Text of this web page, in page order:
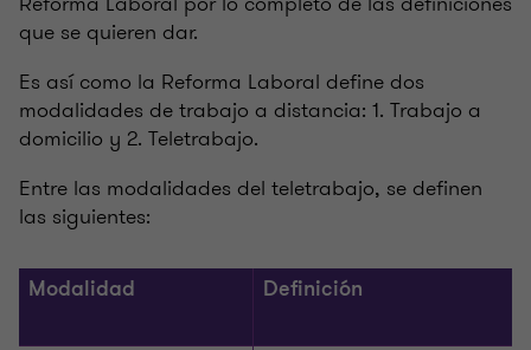
que se quieren dar.
Es así como la Reforma Laboral define dos
modalidades de trabajo a distancia: 1. Trabajo a
domicilio y 2. Teletrabajo.
Entre las modalidades del teletrabajo, se definen
las siguientes:
Modalidad Definición